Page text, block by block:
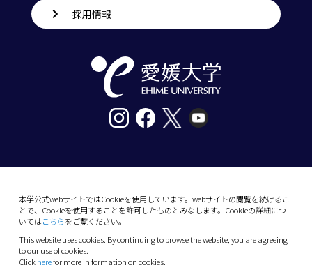
本学公式webサイトではCookieを使用しています。webサイトの閲覧を続けるこ
とで、Cookieを使用することを許可したものとみなします。Cookieの詳細につ
いてはこちらをご覧ください。
This website uses cookies. By continuing to browse the website, you are agreeing
to our use of cookies.
Clickherefor more in formation on cookies.
採用情報
10-13 Dogo-Himata, Matsuyama, Ehime 790-
Phone: +81 89-927-9000